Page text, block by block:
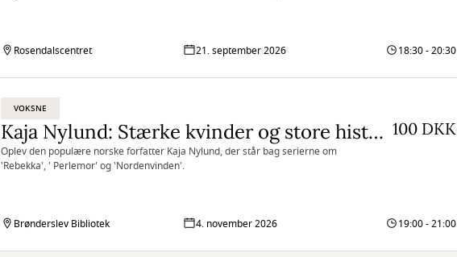
Rosendalscentret 21. september 2026 18:30 - 20:30
VOKSNE
Kaja Nylund: Stærke kvinder og store historier
Oplev den populære norske forfatter Kaja Nylund, der står bag serierne om
'Rebekka', ' Perlemor' og 'Nordenvinden'.
100 DKK
Brønderslev Bibliotek 4. november 2026 19:00 - 21:00